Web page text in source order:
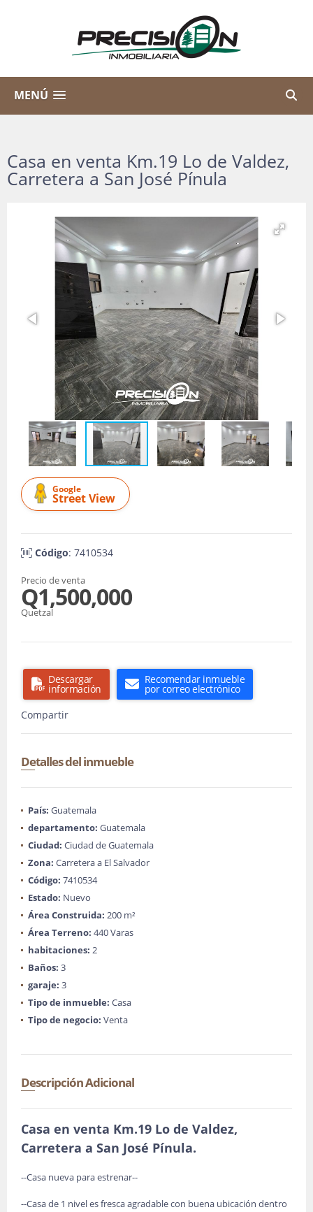
MENÚ
Casa en venta Km.19 Lo de Valdez,
Carretera a San José Pínula
Google
Street View
Código: 7410534
Precio de venta
Q1,500,000
Quetzal
Descargar
información
Recomendar inmueble
por correo electrónico
Compartir
Detalles del inmueble
País: Guatemala
departamento: Guatemala
Ciudad: Ciudad de Guatemala
Zona: Carretera a El Salvador
Código: 7410534
Estado: Nuevo
Área Construida: 200 m²
Área Terreno: 440 Varas
habitaciones: 2
Baños: 3
garaje: 3
Tipo de inmueble: Casa
Tipo de negocio: Venta
Descripción Adicional
Casa en venta Km.19 Lo de Valdez,
Carretera a San José Pínula.
--Casa nueva para estrenar--
--Casa de 1 nivel es fresca agradable con buena ubicación dentro